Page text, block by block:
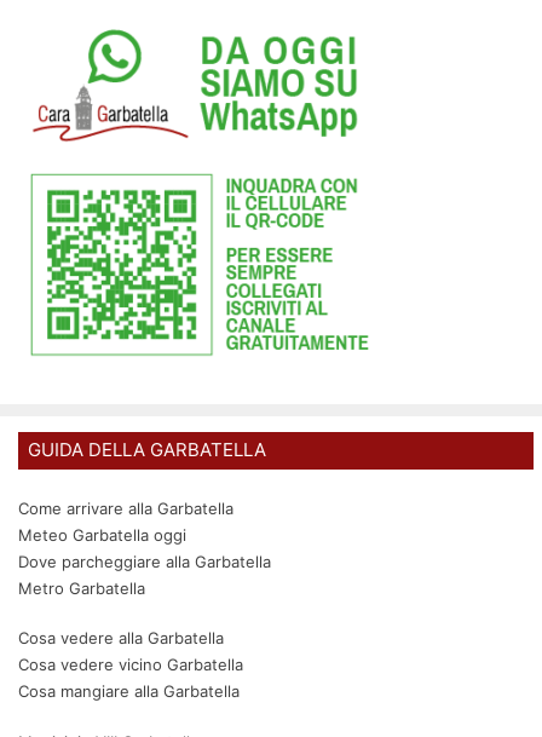
GUIDA DELLA GARBATELLA
Come arrivare alla Garbatella
Meteo Garbatella oggi
Dove parcheggiare alla Garbatella
Metro Garbatella
Cosa vedere alla Garbatella
Cosa vedere vicino Garbatella
Cosa mangiare alla Garbatella